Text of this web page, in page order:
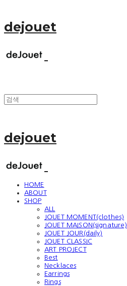
dejouet
dejouet
HOME
ABOUT
SHOP
ALL
JOUET MOMENT(clothes)
JOUET MAISON(signature)
JOUET JOUR(daily)
JOUET CLASSIC
ART PROJECT
Best
Necklaces
Earrings
Rings